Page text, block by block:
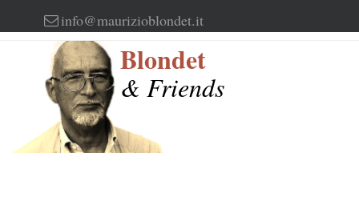
to
info@maurizioblondet.it
Blondet
& Friends